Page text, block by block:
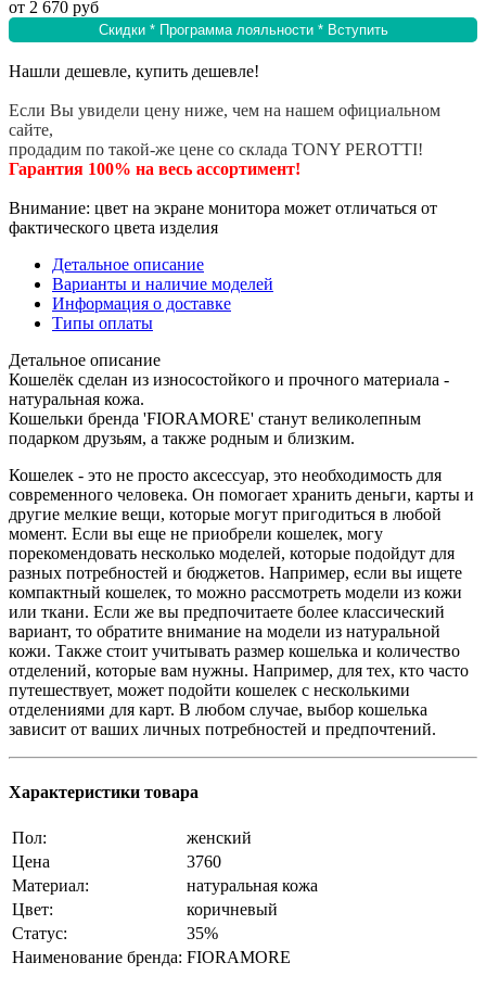
от 2 670 руб
Скидки * Программа лояльности * Вступить
Нашли дешевле, купить дешевле!
Если Вы увидели цену ниже, чем на нашем официальном
сайте,
продадим по такой-же цене со склада TONY PEROTTI!
Гарантия 100% на весь ассортимент!
Внимание: цвет на экране монитора может отличаться от
фактического цвета изделия
Детальное описание
Варианты и наличие моделей
Информация о доставке
Типы оплаты
Детальное описание
Кошелёк сделан из износостойкого и прочного материала -
натуральная кожа.
Кошельки бренда 'FIORAMORE' станут великолепным
подарком друзьям, а также родным и близким.
Кошелек - это не просто аксессуар, это необходимость для
современного человека. Он помогает хранить деньги, карты и
другие мелкие вещи, которые могут пригодиться в любой
момент. Если вы еще не приобрели кошелек, могу
порекомендовать несколько моделей, которые подойдут для
разных потребностей и бюджетов. Например, если вы ищете
компактный кошелек, то можно рассмотреть модели из кожи
или ткани. Если же вы предпочитаете более классический
вариант, то обратите внимание на модели из натуральной
кожи. Также стоит учитывать размер кошелька и количество
отделений, которые вам нужны. Например, для тех, кто часто
путешествует, может подойти кошелек с несколькими
отделениями для карт. В любом случае, выбор кошелька
зависит от ваших личных потребностей и предпочтений.
Характеристики товара
Пол:
женский
Цена
3760
Материал:
натуральная кожа
Цвет:
коричневый
Статус:
35%
Наименование бренда: FIORAMORE